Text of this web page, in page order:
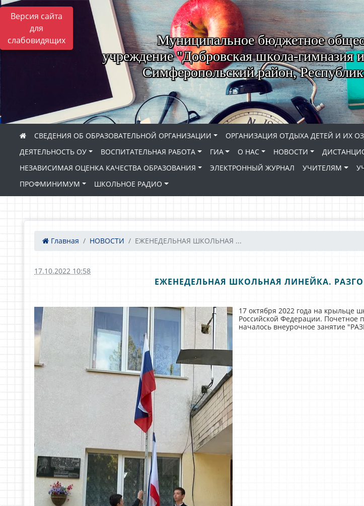
Версия сайта
для
слабовидящих
Муниципальное бюджетное
учреждение "Добровская школа-
Симферопольский район,
СВЕДЕНИЯ ОБ ОБРАЗОВАТЕЛЬНОЙ ОРГАНИЗАЦИИ ОРГАНИЗАЦИЯ ОТДЫХА ДЕТЕЙ И ИХ
ДЕЯТЕЛЬНОСТЬ ОУ
ВОСПИТАТЕЛЬНАЯ РАБОТА ГИА О НАС НОВОСТИ
НЕЗАВИСИМАЯ ОЦЕНКА КАЧЕСТВА ОБРАЗОВАНИЯ
ЭЛЕКТРОННЫЙ ЖУРНАЛ УЧИТЕЛЯМ
ПРОФМИНИМУМ
ШКОЛЬНОЕ РАДИО
Главная НОВОСТИ ЕЖЕНЕДЕЛЬНАЯ ШКОЛЬНАЯ ...
17.10.2022 10:58
ЕЖЕНЕДЕЛЬНАЯ ШКОЛЬНАЯ ЛИНЕЙКА.
17 октября 2022 года на крыльце
Российской Федерации. Почетное
началось внеурочное занятие